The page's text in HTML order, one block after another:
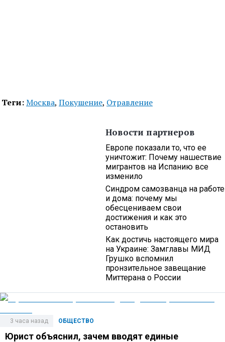
Теги:Москва, Покушение, Отравление
Новости партнеров
Европе показали то, что ее
уничтожит: Почему нашествие
мигрантов на Испанию все
изменило
Синдром самозванца на работе
и дома: почему мы
обесцениваем свои
достижения и как это
остановить
Как достичь настоящего мира
на Украине: Замглавы МИД
Грушко вспомнил
пронзительное завещание
Миттерана о России
ОБЩЕСТВО
3 часа назад
Юрист объяснил, зачем вводят единые